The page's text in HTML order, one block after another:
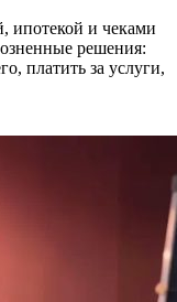
ипотекой и чеками
решения:
платить за услуги,